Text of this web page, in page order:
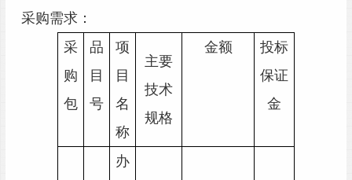
采购需求：
采
购
包
品
目
号
项
目
名
称
主要
技术
规格
金额
投标
保证
金
办